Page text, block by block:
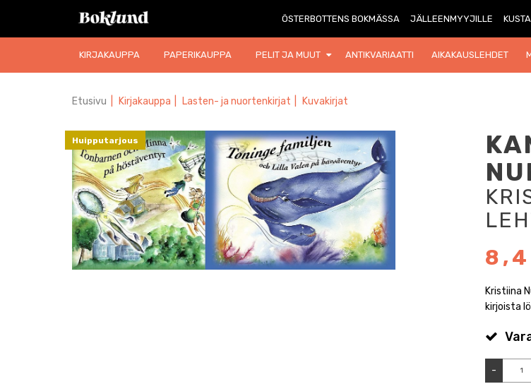
ÖSTERBOTTENS BOKMÄSSA JÄLLEENMYYJILLE
KIRJAKAUPPA PAPERIKAUPPA PELIT JA MUUT ANTIKVARIAATTI AIKAKAUSLEHDET
Etusivu Kirjakauppa Lasten- ja nuortenkirjat Kuvakirjat
Huipputarjous
Kristiina
kirjoista
-